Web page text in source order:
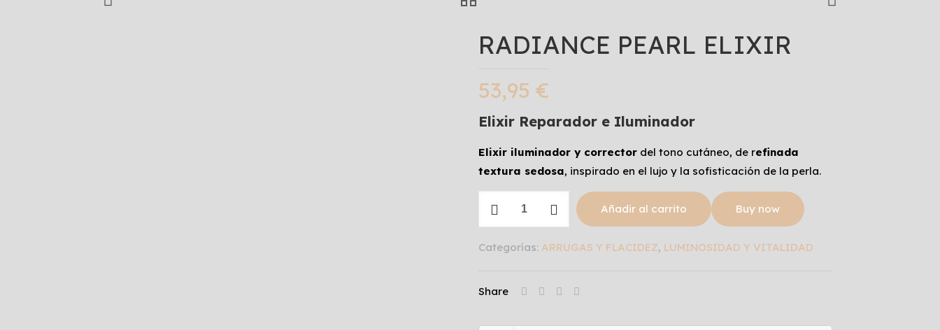
RADIANCE PEARL ELIXIR
53,95 €
Elixir Reparador e Iluminador
Elixir iluminador y corrector del tono cutáneo, de refinada
textura sedosa, inspirado en el lujo y la sofisticación de la perla.
PEARL
cantidad
Añadir al carrito Buy now
Categorías: ARRUGAS Y FLACIDEZ, LUMINOSIDAD Y VITALIDAD
Share